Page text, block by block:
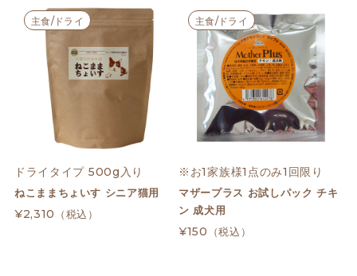
主食/ドライ
ドライタイプ 500g入り
ねこままちょいす シニア猫用
¥2,310 （税込）
主食/ドライ
※お1家族様1点のみ1回限り
マザープラス お試しパック チキ
ン 成犬用
¥150 （税込）